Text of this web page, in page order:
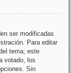
ser modificadas
Para editar
tema; este
votado, los
Sin